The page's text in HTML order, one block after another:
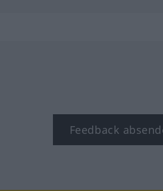
Feedback